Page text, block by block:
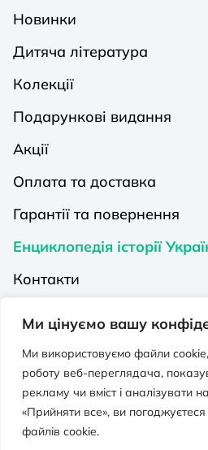
Ми цінуємо вашу
Ми використовуємо файли
роботу веб-переглядача,
рекламу чи вміст і аналізувати
«Прийняти все», ви
файлів cookie.
Новинки
Дитяча література
Колекції
Подарункові видання
Акції
Оплата та доставка
Гарантії та повернення
Енциклопедія історії
Контакти
Видавництва на Порталі
Політика конфіденційності
Публічна оферта